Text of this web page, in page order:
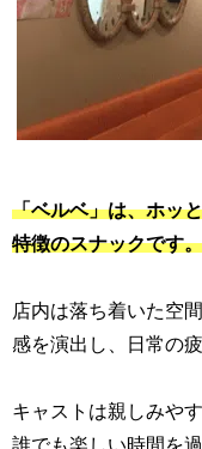
「ベルベ」は、ホッ
特徴のスナックです。
店内は落ち着いた空
感を演出し、日常の
キャストは親しみや
誰でも楽しい時間を過